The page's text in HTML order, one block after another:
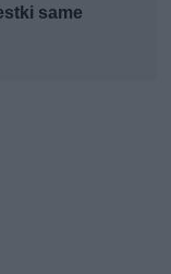
same